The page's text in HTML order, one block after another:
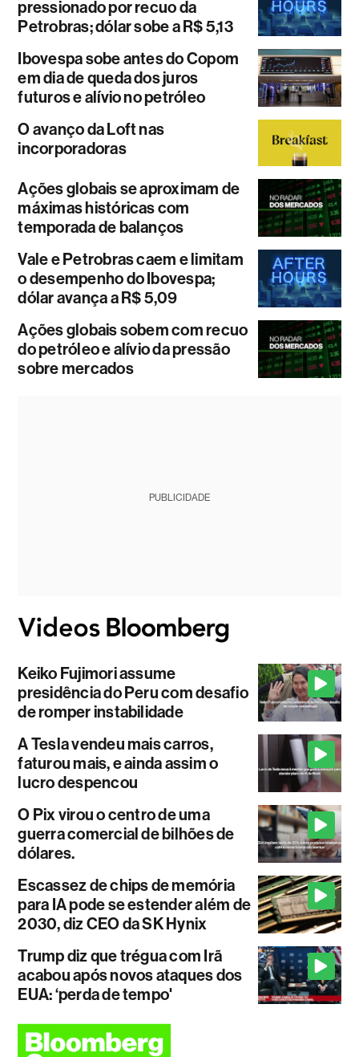
pressionado por recuo da
Petrobras; dólar sobe a R$ 5,13
Ibovespa sobe antes do Copom
em dia de queda dos juros
futuros e alívio no petróleo
O avanço da Loft nas
incorporadoras
Ações globais se aproximam de
máximas históricas com
temporada de balanços
Vale e Petrobras caem e limitam
o desempenho do Ibovespa;
dólar avança a R$ 5,09
Ações globais sobem com recuo
do petróleo e alívio da pressão
sobre mercados
PUBLICIDADE
Keiko Fujimori assume
presidência do Peru com desafio
de romper instabilidade
A Tesla vendeu mais carros,
faturou mais, e ainda assim o
lucro despencou
O Pix virou o centro de uma
guerra comercial de bilhões de
dólares.
Escassez de chips de memória
para IA pode se estender além de
2030, diz CEO da SK Hynix
Trump diz que trégua com Irã
acabou após novos ataques dos
EUA: ‘perda de tempo'